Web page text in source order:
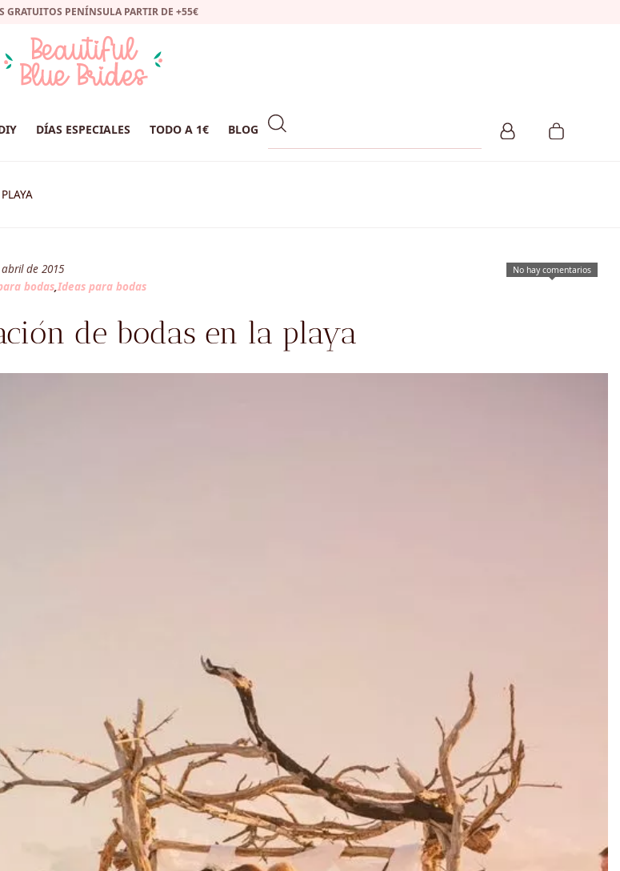
GRATUITOS PENÍNSULA PARTIR DE +55€
DÍAS ESPECIALES TODO A 1€ BLOG
No hay comentarios
de 2015
bodas,Ideas para bodas
de bodas en la playa